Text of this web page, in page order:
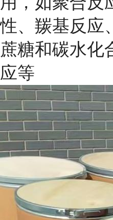
性、羰基反应
蔗糖和碳水化
应等